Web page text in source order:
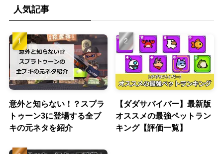
人気記事
意外と知らない！？スプラ
トゥーン3に登場する全ブ
キの元ネタを紹介
【ダダサバイバー】最新版
オススメの最強ペットラン
キング【評価一覧】